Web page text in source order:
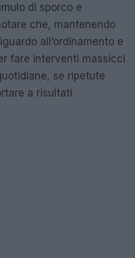
di sporco e
che, mantenendo
all’ordinamento e
fare interventi massicci
se ripetute
a risultati